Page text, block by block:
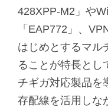
428XPP-M2」や
「EAP772」、
はじめとするマル
ることが特長とし
チギガ対応製品を
存配線を活用しな